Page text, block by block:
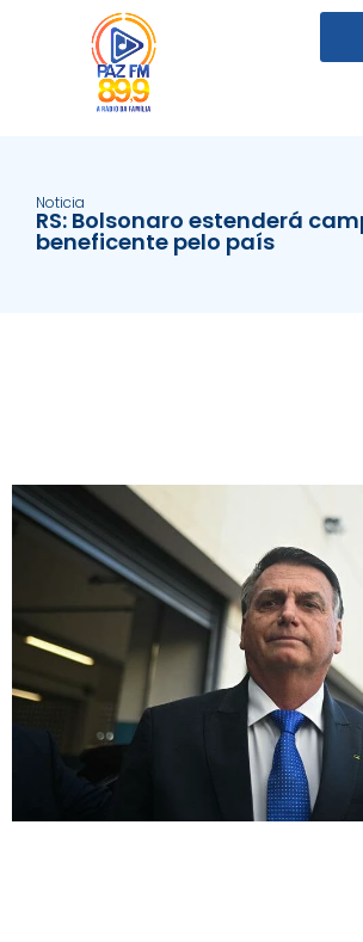
Noticia
RS: Bolsonaro estenderá
beneficente pelo país